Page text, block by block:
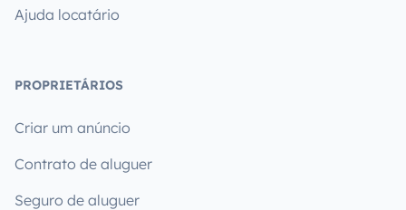
Ajuda locatário
PROPRIETÁRIOS
Criar um anúncio
Contrato de aluguer
Seguro de aluguer